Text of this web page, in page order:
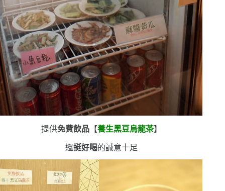
提供免費飲品【養生黑豆烏龍茶】
還挺好喝的誠意十足